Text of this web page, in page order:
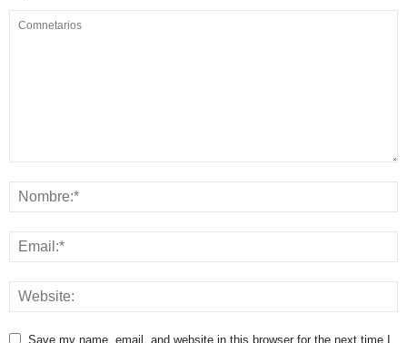
Save my name, email, and website in this browser for the next time I